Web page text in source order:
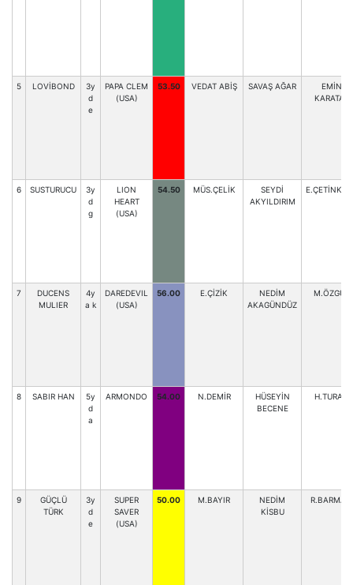
5 LOVİBOND
3y
d
e
PAPA CLEM
(USA)
53.50 VEDAT ABİŞ SAVAŞ AĞAR
EMİN
KARATAŞ
6 SUSTURUCU
3y
d
g
LION
HEART
(USA)
54.50 MÜS.ÇELİK
SEYDİ
AKYILDIRIM
7
DUCENS
MULIER
4y
a k
DAREDEVIL
(USA)
56.00 E.ÇİZİK
NEDİM
AKAGÜNDÜZ
M.ÖZGÜL
8 SABIR HAN
5y
d
a
ARMONDO 54.00 N.DEMİR
HÜSEYİN
BECENE
H.TURAN
9
GÜÇLÜ
TÜRK
3y
d
e
SUPER
SAVER
(USA)
50.00 M.BAYIR
NEDİM
KİSBU
R.BARMAN